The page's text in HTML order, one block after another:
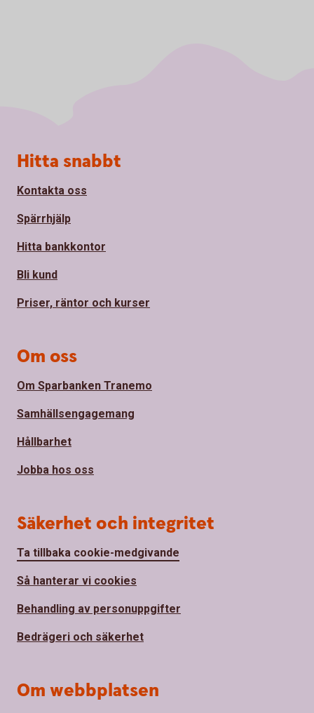
Sidfot
Hitta snabbt
Kontakta oss
Spärrhjälp
Hitta bankkontor
Bli kund
Priser, räntor och kurser
Om oss
Om Sparbanken Tranemo
Samhällsengagemang
Hållbarhet
Jobba hos oss
Säkerhet och integritet
Ta tillbaka cookie-medgivande
Så hanterar vi cookies
Behandling av personuppgifter
Bedrägeri och säkerhet
Om webbplatsen